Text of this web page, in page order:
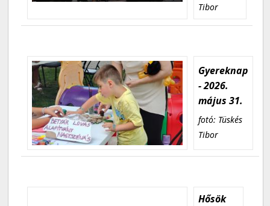
Tibor
Gyereknap
- 2026.
május 31.
fotó: Tüskés
Tibor
Hősök